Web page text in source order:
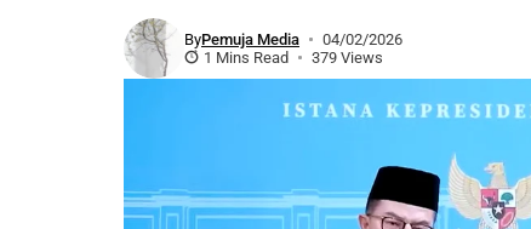
ByPemuja Media
04/02/2026
1 Mins Read
379 Views